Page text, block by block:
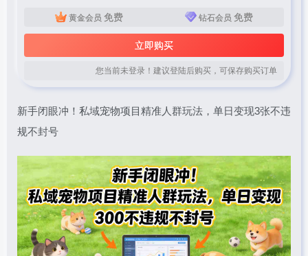
黄金会员 免费 钻石会员 免费
立即购买
您当前未登录！建议登陆后购买，可保存购买订单
新手闭眼冲！私域宠物项目精准人群玩法，单日变现3张不违
规不封号